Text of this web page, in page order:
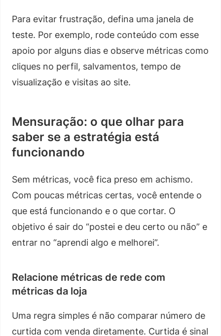
Para evitar frustração, defina uma janela de
teste. Por exemplo, rode conteúdo com esse
apoio por alguns dias e observe métricas como
cliques no perfil, salvamentos, tempo de
visualização e visitas ao site.
Mensuração: o que olhar para
saber se a estratégia está
funcionando
Sem métricas, você fica preso em achismo.
Com poucas métricas certas, você entende o
que está funcionando e o que cortar. O
objetivo é sair do “postei e deu certo ou não” e
entrar no “aprendi algo e melhorei”.
Relacione métricas de rede com
métricas da loja
Uma regra simples é não comparar número de
curtida com venda diretamente. Curtida é sinal